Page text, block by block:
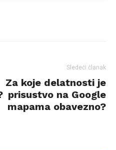
Sledeći članak
Za koje delatnosti je
prisustvo na Google
mapama obavezno?